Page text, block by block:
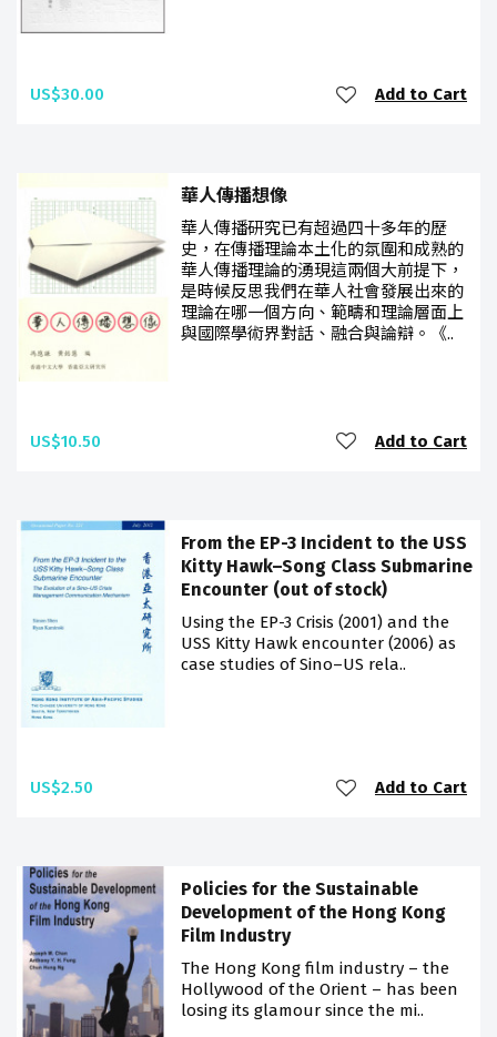
US$30.00 Add to Cart
華人傳播想像
華人傳播研究已有超過四十多年的歷
史，在傳播理論本土化的氛圍和成熟的
華人傳播理論的湧現這兩個大前提下，
是時候反思我們在華人社會發展出來的
理論在哪一個方向、範疇和理論層面上
與國際學術界對話、融合與論辯。《..
US$10.50 Add to Cart
From the EP-3 Incident to the USS
Kitty Hawk–Song Class Submarine
Encounter (out of stock)
Using the EP-3 Crisis (2001) and the
USS Kitty Hawk encounter (2006) as
case studies of Sino–US rela..
US$2.50 Add to Cart
Policies for the Sustainable
Development of the Hong Kong
Film Industry
The Hong Kong film industry – the
Hollywood of the Orient – has been
losing its glamour since the mi..